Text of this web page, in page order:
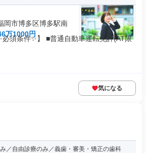
岡市博多区博多駅南
万1000円
必須条件✨】 ■普通自動車運転免許(AT限
気になる
／自由診療のみ／義歯・審美・矯正の歯科